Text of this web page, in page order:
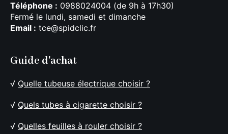
Téléphone : 0988024004 (de 9h à 17h30)
Fermé le lundi, samedi et dimanche
Email : tce@spidclic.fr
Guide d'achat
√ Quelle tubeuse électrique choisir ?
√ Quels tubes à cigarette choisir ?
√ Quelles feuilles à rouler choisir ?